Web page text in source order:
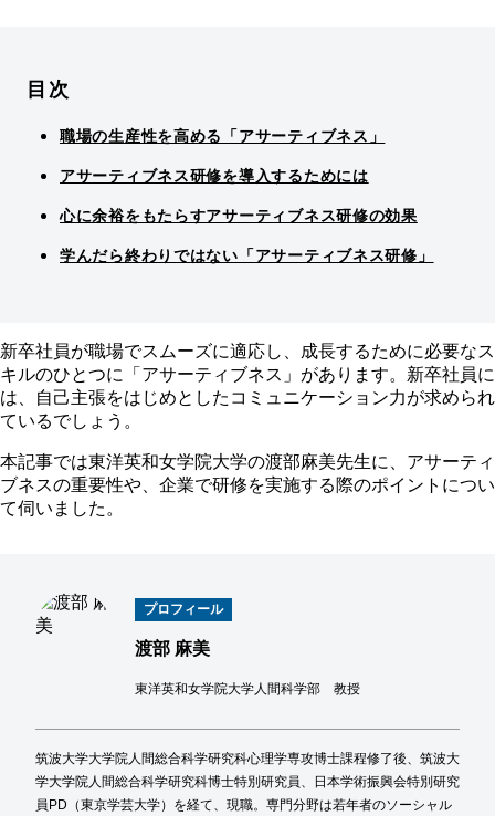
目次
職場の生産性を高める「アサーティブネス」
アサーティブネス研修を導入するためには
心に余裕をもたらすアサーティブネス研修の効果
学んだら終わりではない「アサーティブネス研修」
新卒社員が職場でスムーズに適応し、成長するために必要なス
キルのひとつに「アサーティブネス」があります。新卒社員に
は、自己主張をはじめとしたコミュニケーション力が求められ
ているでしょう。
本記事では東洋英和女学院大学の渡部麻美先生に、アサーティ
ブネスの重要性や、企業で研修を実施する際のポイントについ
て伺いました。
プロフィール
渡部 麻美
東洋英和女学院大学人間科学部 教授
筑波大学大学院人間総合科学研究科心理学専攻博士課程修了後、筑波大
学大学院人間総合科学研究科博士特別研究員、日本学術振興会特別研究
員PD（東京学芸大学）を経て、現職。専門分野は若年者のソーシャル